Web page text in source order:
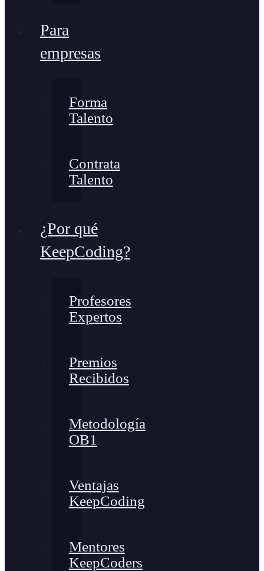
Para
empresas
Forma
Talento
Contrata
Talento
¿Por qué
KeepCoding?
Profesores
Expertos
Premios
Recibidos
Metodología
OB1
Ventajas
KeepCoding
Mentores
KeepCoders